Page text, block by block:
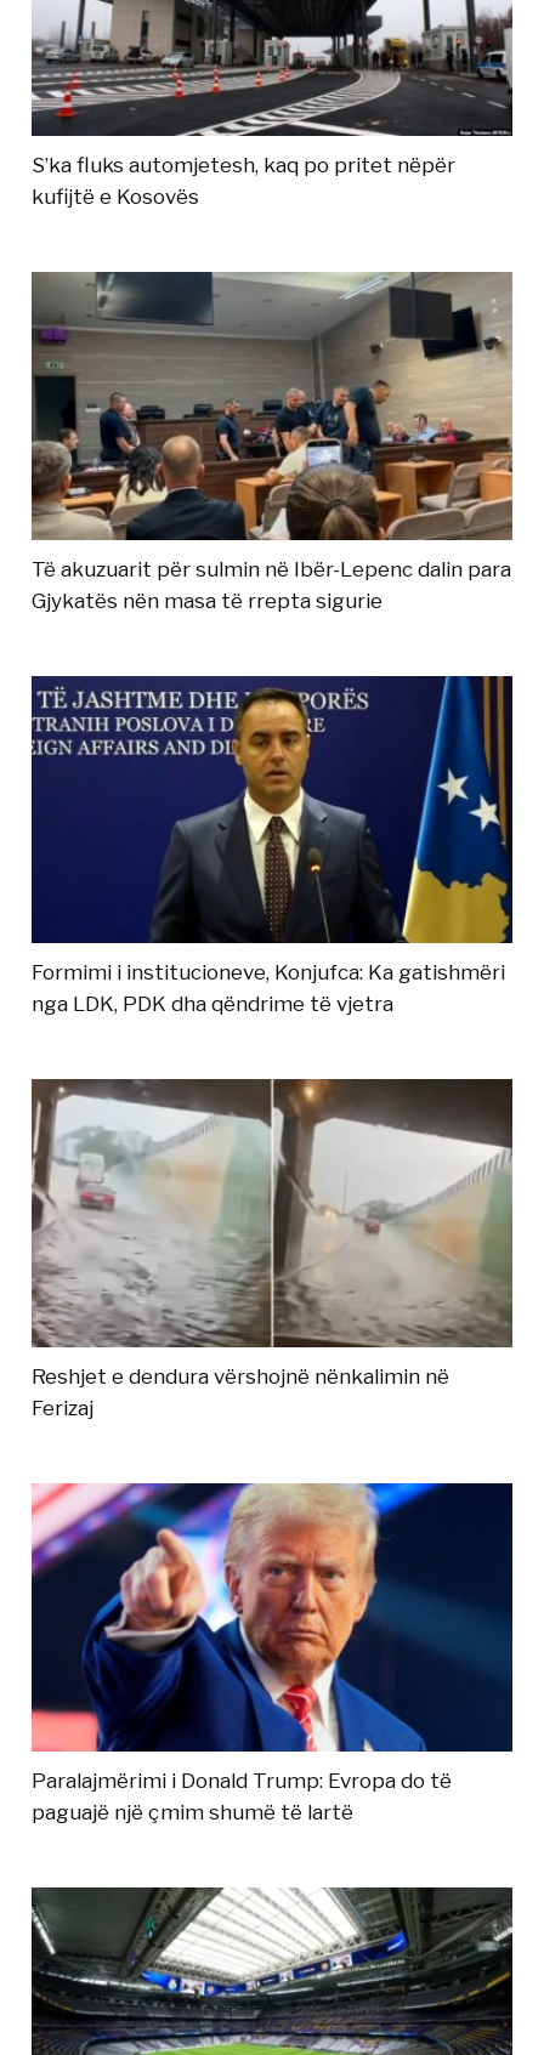
S’ka fluks automjetesh, kaq po pritet nëpër
kufijtë e Kosovës
Të akuzuarit për sulmin në Ibër-Lepenc dalin para
Gjykatës nën masa të rrepta sigurie
Formimi i institucioneve, Konjufca: Ka gatishmëri
nga LDK, PDK dha qëndrime të vjetra
Reshjet e dendura vërshojnë nënkalimin në
Ferizaj
Paralajmërimi i Donald Trump: Evropa do të
paguajë një çmim shumë të lartë